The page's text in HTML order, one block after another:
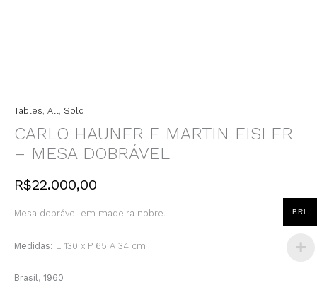
Tables All Sold
CARLO HAUNER E MARTIN EISLER
– MESA DOBRÁVEL
R$22.000,00
Mesa dobrável em madeira nobre.
Medidas: L 130 x P 65 A 34 cm
Brasil, 1960
BRL